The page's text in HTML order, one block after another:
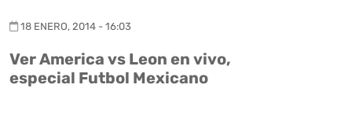
18 ENERO, 2014 - 16:03
Ver America vs Leon en vivo,
especial Futbol Mexicano